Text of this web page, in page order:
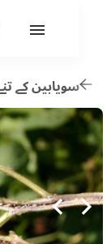
سویابین کے تنے کا